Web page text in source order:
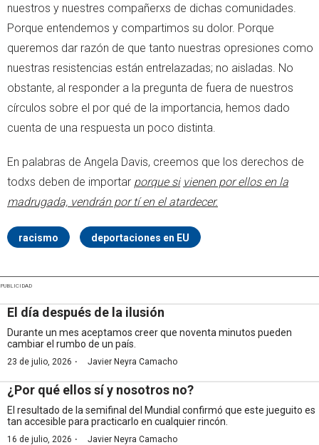
nuestros y nuestres compañerxs de dichas comunidades.
Porque entendemos y compartimos su dolor. Porque
queremos dar razón de que tanto nuestras opresiones como
nuestras resistencias están entrelazadas; no aisladas. No
obstante, al responder a la pregunta de fuera de nuestros
círculos sobre el por qué de la importancia, hemos dado
cuenta de una respuesta un poco distinta.
En palabras de Angela Davis, creemos que los derechos de
todxs deben de importar porque si vienen por ellos en la
madrugada, vendrán por tí en el atardecer.
racismo deportaciones en EU
PUBLICIDAD
El día después de la ilusión
Durante un mes aceptamos creer que noventa minutos pueden
cambiar el rumbo de un país.
23 de julio, 2026 · Javier Neyra Camacho
¿Por qué ellos sí y nosotros no?
El resultado de la semifinal del Mundial confirmó que este jueguito es
tan accesible para practicarlo en cualquier rincón.
16 de julio, 2026 · Javier Neyra Camacho